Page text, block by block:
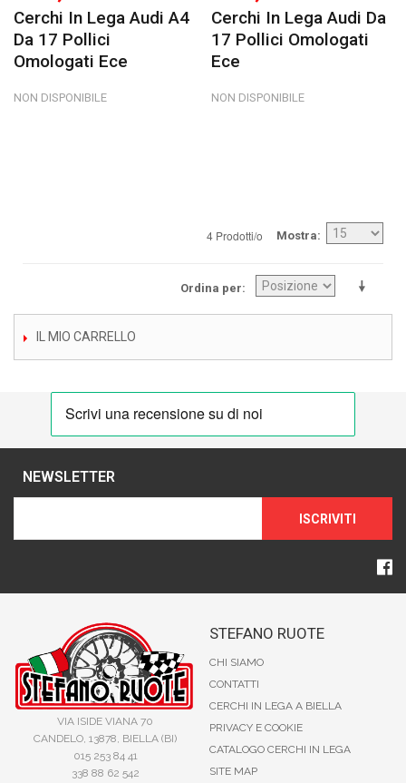
Cerchi In Lega Audi A4
Da 17 Pollici
Omologati Ece
NON DISPONIBILE
Cerchi In Lega Audi Da
17 Pollici Omologati
Ece
NON DISPONIBILE
4 Prodotti/o Mostra
Ordina per
IL MIO CARRELLO
NEWSLETTER
ISCRIVITI
VIA ISIDE VIANA 70
CANDELO, 13878, BIELLA (BI)
015 253 84 41
338 88 62 542
STEFANO RUOTE
CHI SIAMO
CONTATTI
CERCHI IN LEGA A BIELLA
PRIVACY E COOKIE
CATALOGO CERCHI IN LEGA
SITE MAP